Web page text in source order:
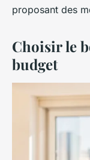
proposant des
Choisir le
budget